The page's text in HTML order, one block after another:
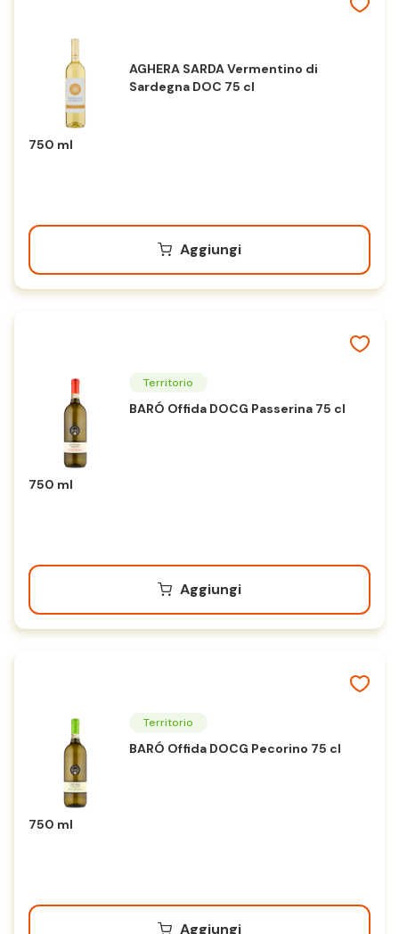
AGHERA SARDA Vermentino di
Sardegna DOC 75 cl
750 ml
Aggiungi
Territorio
BARÓ Offida DOCG Passerina 75 cl
750 ml
Aggiungi
Territorio
BARÓ Offida DOCG Pecorino 75 cl
750 ml
Aggiungi